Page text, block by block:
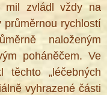
mil zvládl vždy na
průměrnou rychlostí
naloženým
poháněčem. Ve
těchto „léčebných
vyhrazené části
®